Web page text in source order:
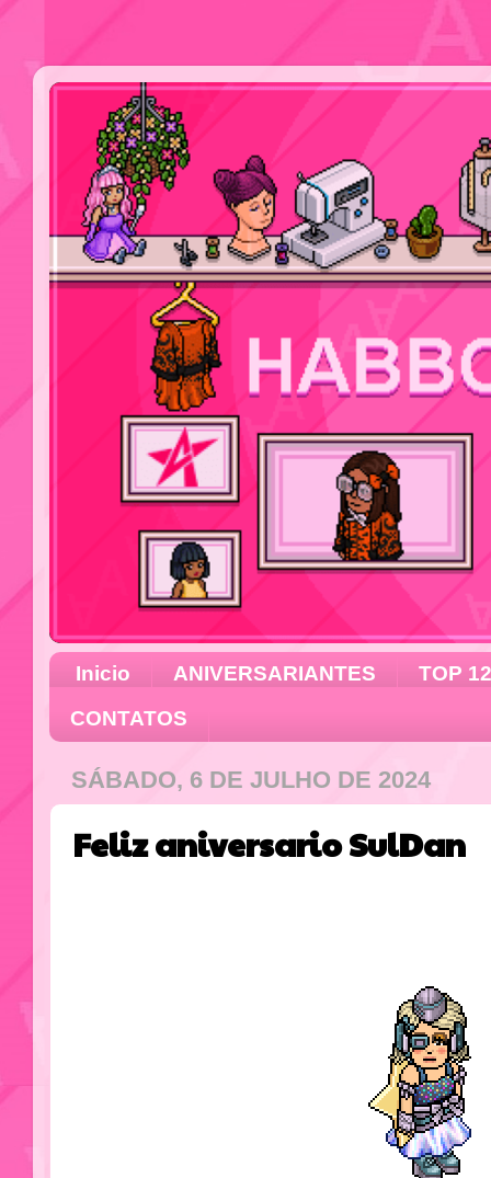
Inicio ANIVERSARIANTES
TOP 12
CONTATOS
SÁBADO, 6 DE JULHO DE 2024
Feliz aniversario SulDan